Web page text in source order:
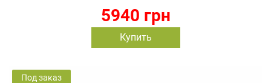
5940 грн
Купить
Под заказ